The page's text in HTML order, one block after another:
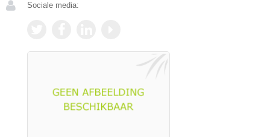
Sociale media: